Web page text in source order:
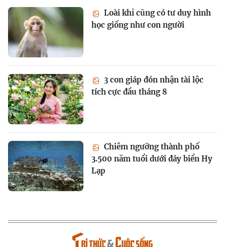
Loài khỉ cũng có tư duy hình
học giống như con người
3 con giáp đón nhận tài lộc
tích cực đầu tháng 8
Chiêm ngưỡng thành phố
3.500 năm tuổi dưới đáy biển Hy
Lạp